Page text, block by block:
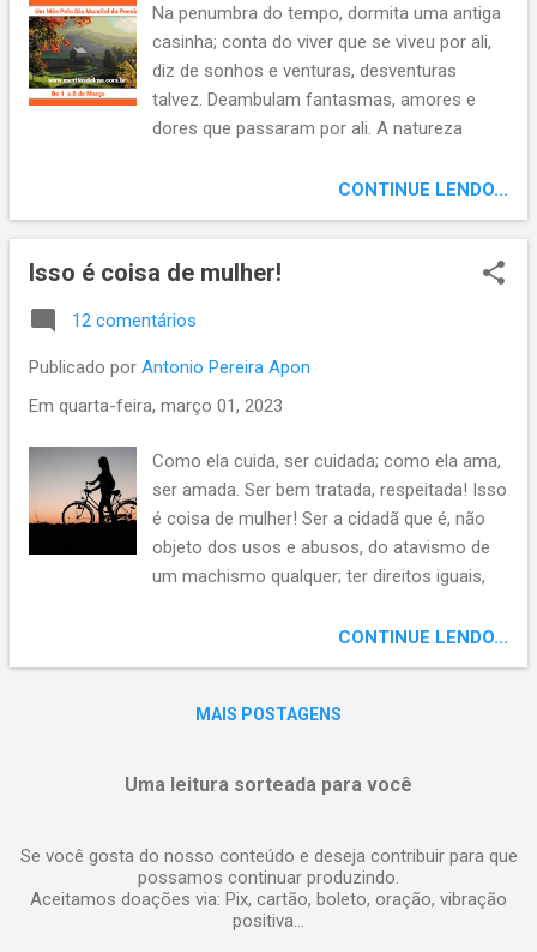
não se inscreveu, inscreva-se em nosso
canal Apon na arte do viver. , clique no
sininho para escolher receber nossas
notificações, ser avisado(a) dos vídeos
novos. E não esqueça de dar seus likes.
Na penumbra do tempo, dormita uma antiga
casinha; conta do viver que se viveu por ali,
diz de sonhos e venturas, desventuras
talvez. Deambulam fantasmas, amores e
dores que passaram por ali. A natureza
da serração veste as montanhas. Como
é um fingidor”. Assim, não sou eu que vos
digo, é a poesia que versa, reverso de mim.
interpreta a paisagem; dos homens, das
coisas, ausentes i presentes, visíveis ou
casinha, dormita o tempo. Se ainda não se
na arte do viver. , clique no sininho para
escolher receber nossas notificações, ser
avisado(a) dos vídeos novos. E não esqueça
de dar seus likes. Conto com você!
Obrigado.
CONTINUE LENDO...
Isso é coisa de mulher!
12 comentários
Publicado por Antonio Pereira Apon
Em quarta-feira, março 01, 2023
Como ela cuida, ser cuidada; como ela ama,
ser amada. Ser bem tratada, respeitada! Isso
é coisa de mulher! Ser a cidadã que é, não
objeto dos usos e abusos, do atavismo de
um machismo qualquer; ter direitos iguais,
Para além de inspiração, ser a sua própria
poesia; feminina magia, desmentindo a
Ser a pergunta e a resposta, a nova
do pai, do filho, de todo mundo!
atrás, compartir o ir adiante; ser sujeito
ativo, que não se sujeita, não apassiva. Isso
sim, é coisa de mulher! Leia abaixo alguns
CONTINUE LENDO...
MAIS POSTAGENS
Uma leitura sorteada para você
Se você gosta do nosso conteúdo e deseja contribuir para que
possamos continuar produzindo.
Aceitamos doações via: Pix, cartão, boleto, oração, vibração
positiva...